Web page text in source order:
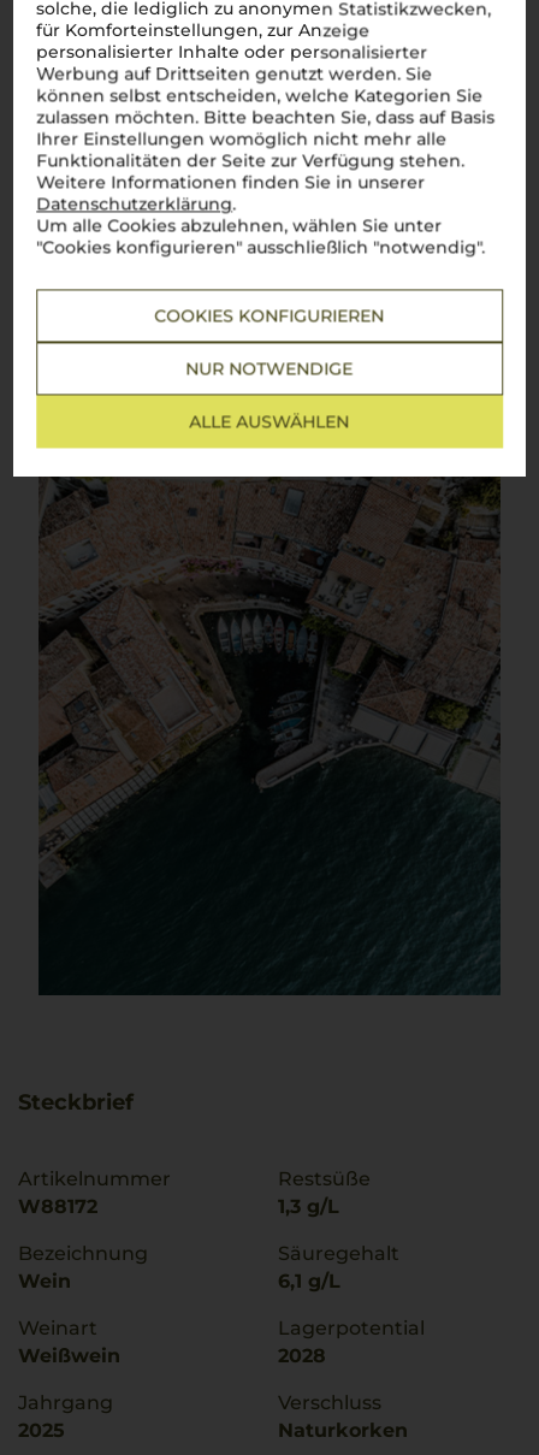
solche, die lediglich zu anonymen Statistikzwecken,
für Komforteinstellungen, zur Anzeige
personalisierter Inhalte oder personalisierter
Werbung auf Drittseiten genutzt werden. Sie
können selbst entscheiden, welche Kategorien Sie
zulassen möchten. Bitte beachten Sie, dass auf Basis
Ihrer Einstellungen womöglich nicht mehr alle
Funktionalitäten der Seite zur Verfügung stehen.
Weitere Informationen finden Sie in unserer
Datenschutzerklärung.
Um alle Cookies abzulehnen, wählen Sie unter
"Cookies konfigurieren" ausschließlich "notwendig".
COOKIES KONFIGURIEREN
NUR NOTWENDIGE
ALLE AUSWÄHLEN
Lombardei
Prickelnder Genuss und kräftige Aromen – Die Vielfalt der
Weine aus der Lombardei
Benvenutiin derLombardei, einer der reichsten und kulturell
vielfältigsten Regionen Italiens. Hier, wo das elegante Milano
verzaubert und die funkelnden Seen wie der Lago di Garda
und der Lago di Como zula dolce vita
auch eine reiche Weinwelt. Ob edle Spumanti wie der
Franciacorta , die mit feinem Prickeln begeistern, oder
Lombardeifindet jeder seinen Favoriten. Traditionelle
Aromen treffen hier auf moderne Einflüsse, und so wird jedes
Glas zu einer Reise durch die facettenreiche Welt des
italienischen Weins.Salute!
Mehr Weine aus Lombardei
Steckbrief
Artikelnummer
W88172
Bezeichnung
Wein
Weinart
Weißwein
Jahrgang
2025
Restsüße
1,3 g/L
Säuregehalt
6,1 g/L
Lagerpotential
2028
Verschluss
Naturkorken